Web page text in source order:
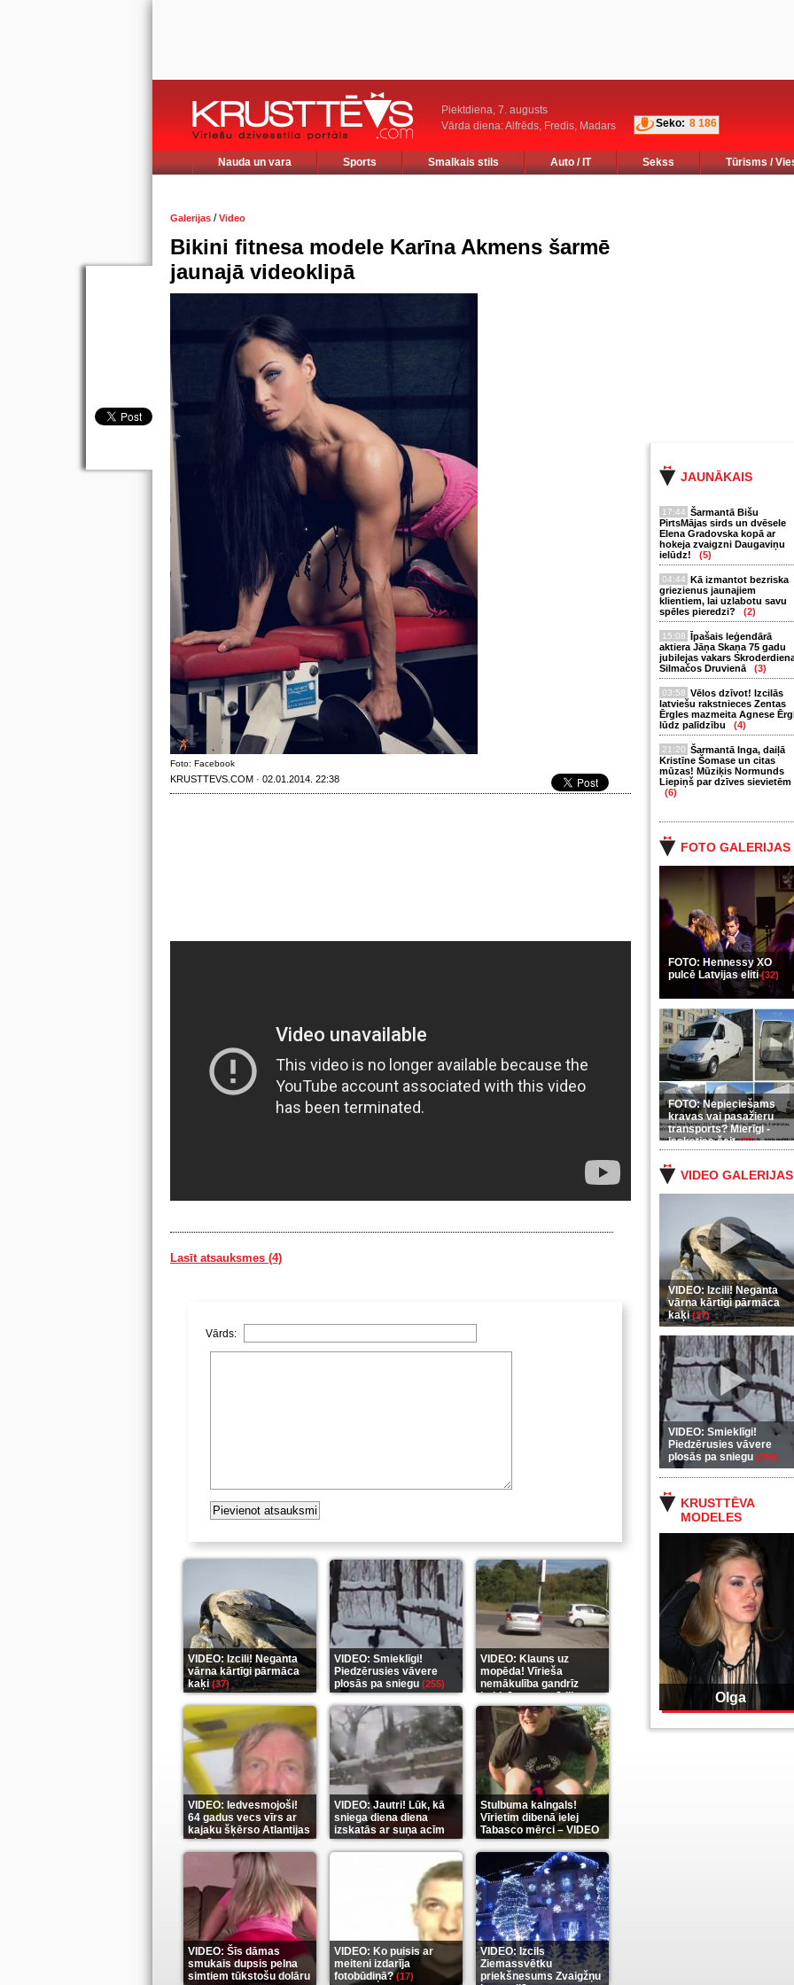
Piektdiena, 7. augusts
Vārda diena: Alfrēds, Fredis, Madars
Seko: 8 186
Nauda un vara Sports Smalkais stils Auto / IT Sekss Tūrisms /
JAUNĀKAIS
17:44 Šarmantā Bišu
PirtsMājas sirds un dvēsele
Elena Gradovska kopā ar
hokeja zvaigzni Daugaviņu
ielūdz!
(5)
04:44 Kā izmantot bezriska
griezienus jaunajiem
klientiem, lai uzlabotu savu
spēles pieredzi?
(2)
15:08 Īpašais leģendārā
aktiera Jāņa Skaņa 75 gadu
jubilejas vakars
Silmačos Druvienā
(3)
03:58 Vēlos dzīvot! Izcilās
latviešu rakstnieces Zentas
Ērgles mazmeita Agnese
lūdz palīdzību
(4)
21:20 Šarmantā Inga, daiļā
Kristīne Šomase un citas
mūzas! Mūziķis Normunds
Liepiņš par dzīves sievietēm
(6)
FOTO GALERIJAS
FOTO: Hennessy XO
pulcē Latvijas eliti(32)
FOTO: Nepieciešams
kravas vai pasažieru
transports? Mierīgi -
ieskaties šeit(35)
VIDEO GALERIJAS
VIDEO: Izcili! Neganta
vārna kārtīgi pārmāca
kaķi(37)
VIDEO: Smieklīgi!
Piedzērusies vāvere
plosās pa sniegu (255)
KRUSTTĒVA
MODELES
Olga
Galerijas /Video
Bikini fitnesa modele Karīna Akmens šarmē
jaunajā videoklipā
Foto: Facebook
KRUSTTEVS.COM · 02.01.2014. 22:38
Lasīt atsauksmes (4)
Vārds:
VIDEO: Izcili! Neganta
vārna kārtīgi pārmāca
kaķi(37)
VIDEO: Smieklīgi!
Piedzērusies vāvere
plosās pa sniegu (255)
VIDEO: Klauns uz
mopēda! Vīrieša
nemākulība gandrīz
beidzās ar tragēdiju
(289)
VIDEO: Iedvesmojoši!
64 gadus vecs vīrs ar
kajaku šķērso Atlantijas
okeānu(5)
VIDEO: Jautri! Lūk, kā
sniega diena diena
izskatās ar suņa acīm
(6)
Stulbuma kalngals!
Vīrietim dibenā ielej
Tabasco mērci – VIDEO
(7)
VIDEO: Šīs dāmas
smukais dupsis pelna
simtiem tūkstošu dolāru
VIDEO: Ko puisis ar
meiteni izdarīja
fotobūdiņā?(17)
VIDEO: Izcils
Ziemassvētku
priekšnesums Zvaigžņu